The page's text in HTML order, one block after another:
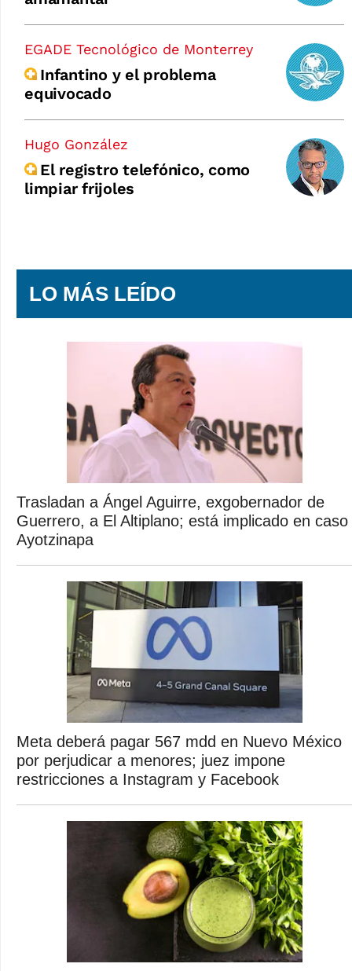
EGADE Tecnológico de Monterrey
Infantino y el problema
equivocado
Hugo González
El registro telefónico, como
limpiar frijoles
LO MÁS LEÍDO
Trasladan a Ángel Aguirre, exgobernador de
Guerrero, a El Altiplano; está implicado en caso
Ayotzinapa
Meta deberá pagar 567 mdd en Nuevo México
por perjudicar a menores; juez impone
restricciones a Instagram y Facebook